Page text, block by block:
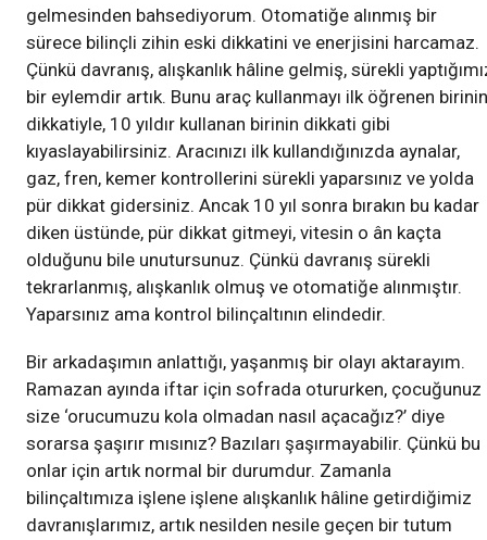
gelmesinden bahsediyorum. Otomatiğe alınmış bir
sürece bilinçli zihin eski dikkatini ve enerjisini harcamaz.
Çünkü davranış, alışkanlık hâline gelmiş, sürekli
bir eylemdir artık. Bunu araç kullanmayı ilk öğrenen birinin
dikkatiyle, 10 yıldır kullanan birinin dikkati gibi
kıyaslayabilirsiniz. Aracınızı ilk kullandığınızda aynalar,
gaz, fren, kemer kontrollerini sürekli yaparsınız ve yolda
pür dikkat gidersiniz. Ancak 10 yıl sonra bırakın bu kadar
diken üstünde, pür dikkat gitmeyi, vitesin o ân kaçta
olduğunu bile unutursunuz. Çünkü davranış sürekli
tekrarlanmış, alışkanlık olmuş ve otomatiğe alınmıştır.
Yaparsınız ama kontrol bilinçaltının elindedir.
Bir arkadaşımın anlattığı, yaşanmış bir olayı aktarayım.
Ramazan ayında iftar için sofrada otururken, çocuğunuz
size ‘orucumuzu kola olmadan nasıl açacağız?’ diye
sorarsa şaşırır mısınız? Bazıları şaşırmayabilir. Çünkü bu
onlar için artık normal bir durumdur. Zamanla
bilinçaltımıza işlene işlene alışkanlık hâline getirdiğimiz
davranışlarımız, artık nesilden nesile geçen bir tutum